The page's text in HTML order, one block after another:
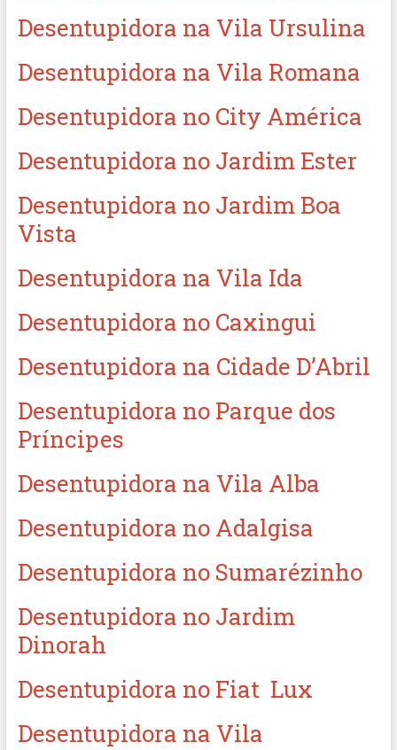
Desentupidora na Vila Ursulina
Desentupidora na Vila Romana
Desentupidora no City América
Desentupidora no Jardim Ester
Desentupidora no Jardim Boa
Vista
Desentupidora na Vila Ida
Desentupidora no Caxingui
Desentupidora na Cidade D’Abril
Desentupidora no Parque dos
Príncipes
Desentupidora na Vila Alba
Desentupidora no Adalgisa
Desentupidora no Sumarézinho
Desentupidora no Jardim
Dinorah
Desentupidora no Fiat Lux
Desentupidora na Vila